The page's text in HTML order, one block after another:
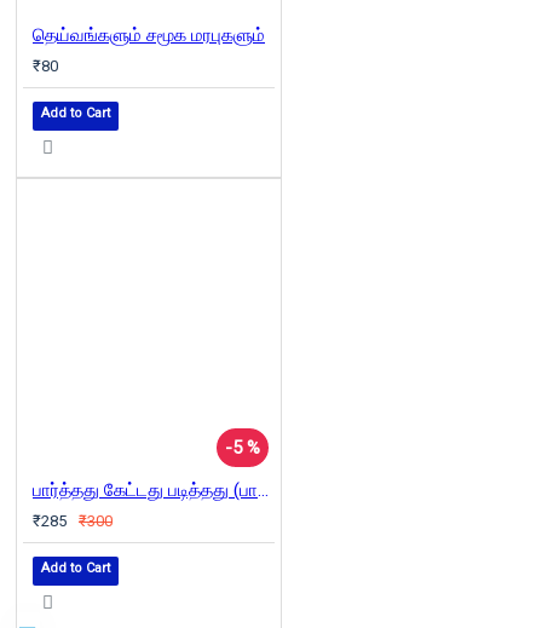
தெய்வங்களும் சமூக மரபுகளும்
₹80
Add to Cart
-5 %
பார்த்தது கேட்டது படித்தது (பாகம் 6)
₹285 ₹300
Add to Cart